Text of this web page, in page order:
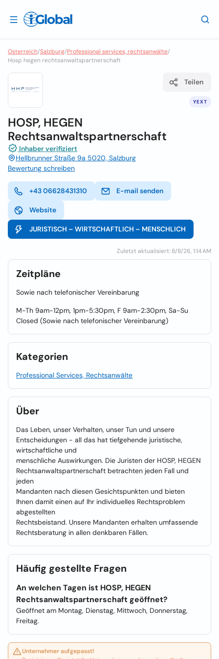
Osterreich/Salzburg/Professional services, rechtsanwälte/
Hosp hegen rechtsanwaltspartnerschaft
YEXT
Teilen
HOSP, HEGEN
Rechtsanwaltspartnerschaft
Inhaber verifiziert
Hellbrunner Straße 9a 5020, Salzburg
Bewertung schreiben
+43 06628431310 E-mail senden
Website
JURISTISCH – WIRTSCHAFTLICH – MENSCHLICH
Zuletzt aktualisiert: 8/8/26, 1:14 AM
Zeitpläne
Sowie nach telefonischer Vereinbarung
M-Th 9am-12pm, 1pm-5:30pm, F 9am-2:30pm, Sa-Su
Closed (Sowie nach telefonischer Vereinbarung)
Kategorien
Professional Services, Rechtsanwälte
Über
Das Leben, unser Verhalten, unser Tun und unsere
Entscheidungen - all das hat tiefgehende juristische,
wirtschaftliche und
menschliche Auswirkungen. Die Juristen der HOSP, HEGEN
Rechtsanwaltspartnerschaft betrachten jeden Fall und
jeden
Mandanten nach diesen Gesichtspunkten und bieten
Ihnen damit einen auf Ihr individuelles Rechtsproblem
abgestellten
Rechtsbeistand. Unsere Mandanten erhalten umfassende
Rechtsberatung in allen denkbaren Fällen.
Häufig gestellte Fragen
An welchen Tagen ist HOSP, HEGEN
Rechtsanwaltspartnerschaft geöffnet?
Geöffnet am Montag, Dienstag, Mittwoch, Donnerstag,
Freitag.
Unternehmer aufgepasst!